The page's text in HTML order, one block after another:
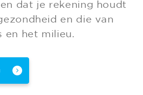
dat je rekening houdt
en die van
en het milieu.